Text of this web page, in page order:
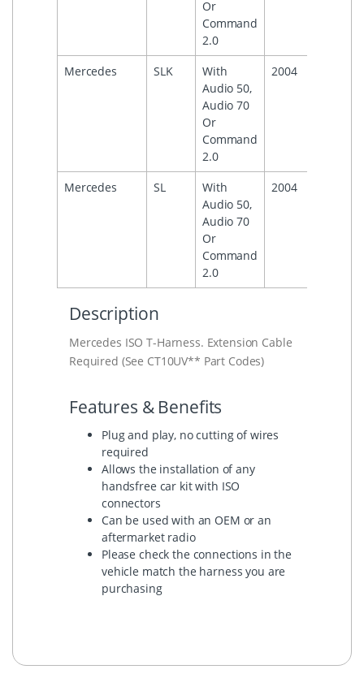
Or
Command
2.0
Mercedes
SLK
With
Audio 50,
Audio 70
Or
Command
2.0
2004
Mercedes SL
With
Audio 50,
Audio 70
Or
Command
2.0
2004
Description
Mercedes ISO T-Harness. Extension Cable
Required (See CT10UV** Part Codes)
Features & Benefits
Plug and play, no cutting of wires
required
Allows the installation of any
handsfree car kit with ISO
connectors
Can be used with an OEM or an
aftermarket radio
Please check the connections in the
vehicle match the harness you are
purchasing